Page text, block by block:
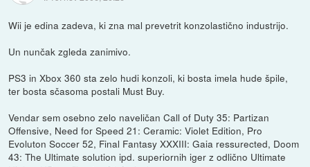
Wii je edina zadeva, ki zna mal prevetrit konzolastično industrijo.
Un nunčak zgleda zanimivo.
PS3 in Xbox 360 sta zelo hudi konzoli, ki bosta imela hude špile,
ter bosta sčasoma postali Must Buy.
Vendar sem osebno zelo naveličan Call of Duty 35: Partizan
Offensive, Need for Speed 21: Ceramic: Violet Edition, Pro
Evoluton Soccer 52, Final Fantasy XXXIII: Gaia ressurected, Doom
43: The Ultimate solution ipd. superiornih iger z odlično Ultimate